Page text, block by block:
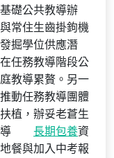
礎公共教導辦
常住生齒掛鉤機
掘學位供應潛
任務教導階段公
教導累贅。另一
動任務教導團體
植，辦妥老蒼生
長期包養資
餐與加入中考報